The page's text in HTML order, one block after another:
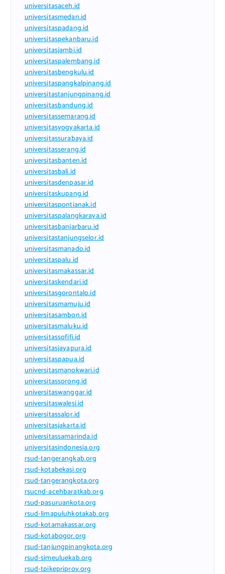
universitasaceh.id
universitasmedan.id
universitaspadang.id
universitaspekanbaru.id
universitasjambi.id
universitaspalembang.id
universitasbengkulu.id
universitaspangkalpinang.id
universitastanjungpinang.id
universitasbandung.id
universitassemarang.id
universitasyogyakarta.id
universitassurabaya.id
universitasserang.id
universitasbanten.id
universitasbali.id
universitasdenpasar.id
universitaskupang.id
universitaspontianak.id
universitaspalangkaraya.id
universitasbanjarbaru.id
universitastanjungselor.id
universitasmanado.id
universitaspalu.id
universitasmakassar.id
universitaskendari.id
universitasgorontalo.id
universitasmamuju.id
universitasambon.id
universitasmaluku.id
universitassofifi.id
universitasjayapura.id
universitaspapua.id
universitasmanokwari.id
universitassorong.id
universitaswanggar.id
universitaswalesi.id
universitassalor.id
universitasjakarta.id
universitassamarinda.id
universitasindonesia.org
rsud-tangerangkab.org
rsud-kotabekasi.org
rsud-tangerangkota.org
rsucnd-acehbaratkab.org
rsud-pasuruankota.org
rsud-limapuluhkotakab.org
rsud-kotamakassar.org
rsud-kotabogor.org
rsud-tanjungpinangkota.org
rsud-simeuluekab.org
rsud-tpikepriprov.org